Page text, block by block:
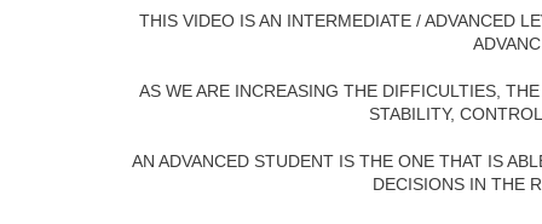
THIS VIDEO IS AN INTERMEDIATE / ADVANCED
AS WE ARE INCREASING THE DIFFICULTIES,
STABILITY,
AN ADVANCED STUDENT IS THE ONE THAT IS
DECISIONS IN THE